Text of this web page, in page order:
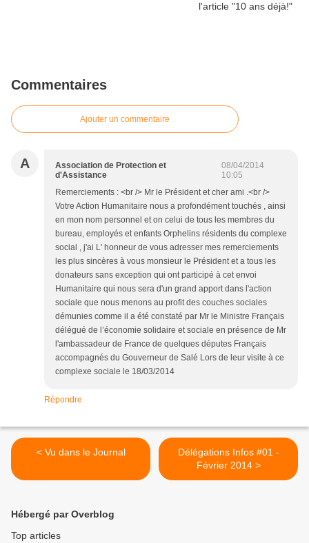
Commentaires
Ajouter un commentaire
A
Association de Protection et
d'Assistance
08/04/2014
10:05
Remerciements : <br /> Mr le Président et cher ami .<br />
Votre Action Humanitaire nous a profondément touchés , ainsi
en mon nom personnel et on celui de tous les membres du
bureau, employés et enfants Orphelins résidents du complexe
social , j'ai L' honneur de vous adresser mes remerciements
les plus sincères à vous monsieur le Président et a tous les
donateurs sans exception qui ont participé à cet envoi
Humanitaire qui nous sera d'un grand apport dans l'action
sociale que nous menons au profit des couches sociales
démunies comme il a été constaté par Mr le Ministre Français
délégué de l’économie solidaire et sociale en présence de Mr
l'ambassadeur de France de quelques députes Français
accompagnés du Gouverneur de Salé Lors de leur visite à ce
complexe sociale le 18/03/2014
Répondre
< Vu dans le Journal
Délégations Infos #01 -
Février 2014 >
Hébergé par Overblog
Top articles